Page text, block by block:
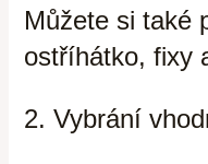
Můžete si také
ostříhátko, fixy
2. Vybrání